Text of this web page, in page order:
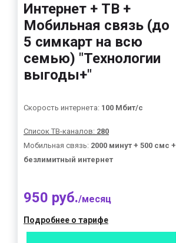
Интернет + ТВ +
Мобильная связь (до
5 симкарт на всю
семью) "Технологии
выгоды+"
Скорость интернета: 100 Мбит/с
Список ТВ-каналов: 280
Мобильная связь: 2000 минут + 500 смс +
безлимитный интернет
950 руб./месяц
Подробнее о тарифе